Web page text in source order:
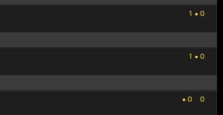
1
1 ●
0
0
1
1 ●
0
0
●
0
0
0
0